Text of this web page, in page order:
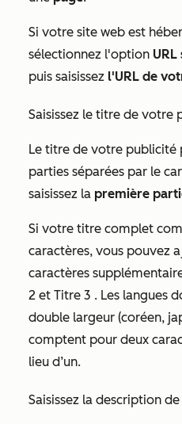
Si votre site web est
sélectionnez l'option
puis saisissez l'URL de
Saisissez le titre de votre
Le titre de votre publicité
parties séparées par le
saisissez la première
Si votre titre complet
caractères, vous pouvez
caractères
2 et Titre 3 . Les langues
double largeur (coréen,
comptent pour deux
lieu d’un.
Saisissez la description